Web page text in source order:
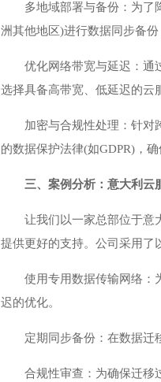
多地域部署与备份：为了
洲其他地区)进行数据同步备
优化网络带宽与延迟：通
选择具备高带宽、低延迟的云
加密与合规性处理：针对
的数据保护法律(如GDPR)，
三、案例分析：意大利云
让我们以一家总部位于意
提供更好的支持。公司采用了
使用专用数据传输网络：
迟的优化。
定期同步备份：在数据迁
合规性审查：为确保迁移